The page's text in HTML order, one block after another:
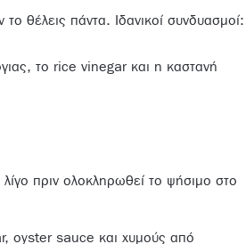
θέλεις πάντα. Ιδανικοί συνδυασμοί:
το rice vinegar και η καστανή
πριν ολοκληρωθεί το ψήσιμο στο
oyster sauce και χυμούς από